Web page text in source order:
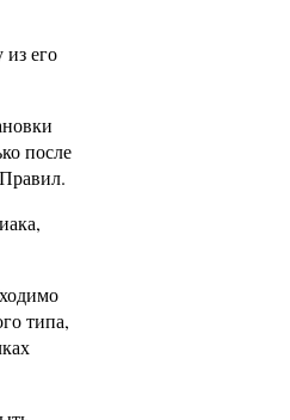
его
после
типа,